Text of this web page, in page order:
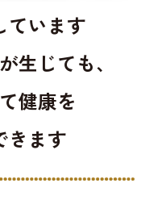
ています
生じても、
健康を
きます